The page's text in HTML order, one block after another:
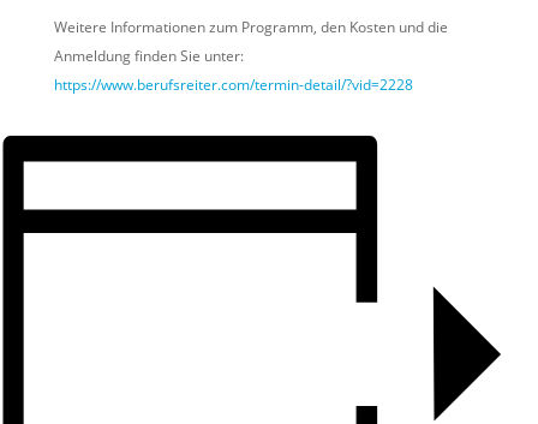
Weitere Informationen zum Programm, den Kosten und die
Anmeldung finden Sie unter:
https://www.berufsreiter.com/termin-detail/?vid=2228